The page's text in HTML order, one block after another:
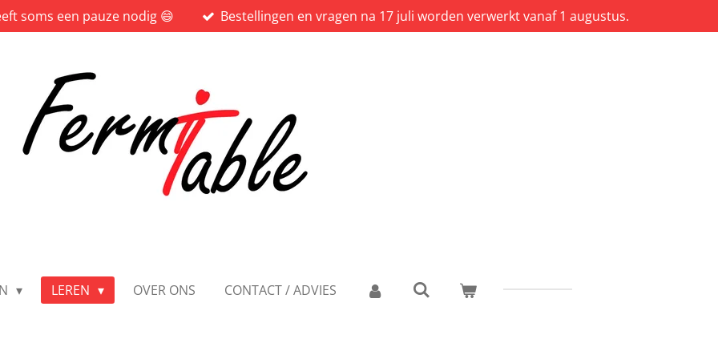
soms een pauze nodig 😄 Bestellingen en vragen na 17 juli worden verwerkt vanaf 1 augustus.
LEREN OVER ONS CONTACT / ADVIES